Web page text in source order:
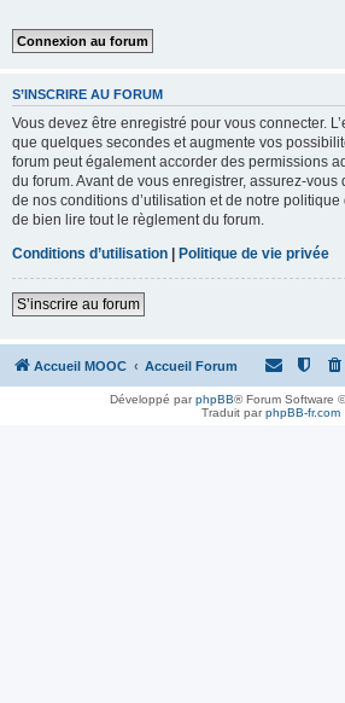
S’INSCRIRE AU FORUM
Vous devez être enregistré pour vous connecter.
que quelques secondes et augmente vos
forum peut également accorder des permissions
du forum. Avant de vous enregistrer, assurez-vous
de nos conditions d’utilisation et de notre
de bien lire tout le règlement du forum.
Conditions d’utilisation | Politique de vie privée
S’inscrire au forum
Accueil MOOC Accueil Forum
Développé parphpBB® Forum Software
Traduit parphpBB-fr.com